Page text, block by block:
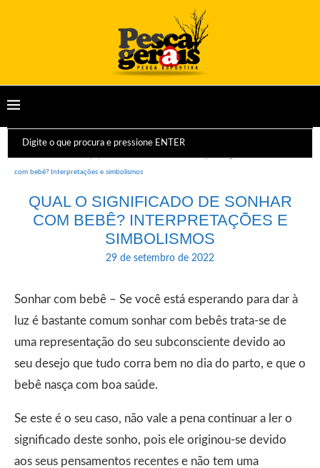
com bebê? Interpretações e simbolismos
QUAL O SIGNIFICADO DE SONHAR
COM BEBÊ? INTERPRETAÇÕES E
SIMBOLISMOS
29 de setembro de 2022
Sonhar com bebê – Se você está esperando para dar à
luz é bastante comum sonhar com bebês trata-se de
uma representação do seu subconsciente devido ao
seu desejo que tudo corra bem no dia do parto, e que o
bebê nasça com boa saúde.
Se este é o seu caso, não vale a pena continuar a ler o
significado deste sonho, pois ele originou-se devido
aos seus pensamentos recentes e não tem uma